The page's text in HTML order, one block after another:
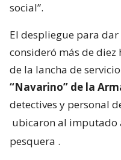
social”.
El despliegue para
consideró más de diez
de la lancha de
“Navarino” de la
detectives y personal
ubicaron al imputado
pesquera .